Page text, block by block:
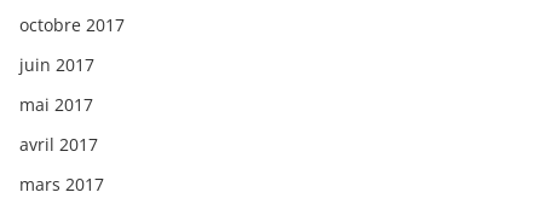
octobre 2017
juin 2017
mai 2017
avril 2017
mars 2017